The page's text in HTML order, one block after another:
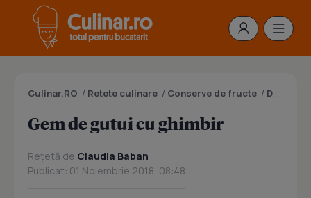
Culinar.RO / Retete culinare / Conserve de fructe / Dulceata
Gem de gutui cu ghimbir
Rețetă de Claudia Baban
Publicat: 01 Noiembrie 2018, 08:48